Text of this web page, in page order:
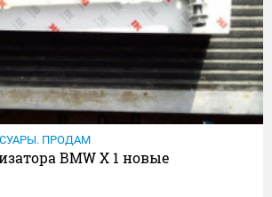
ПРОДАМ
BMW X 1 новые